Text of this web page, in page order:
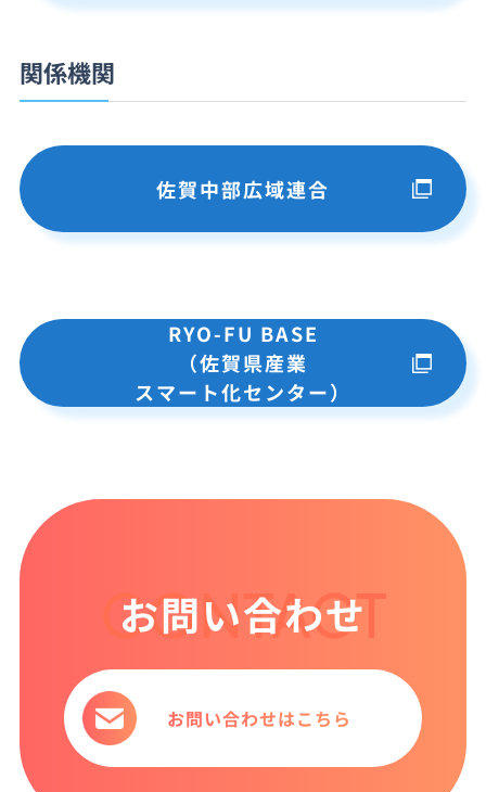
関係機関
佐賀中部広域連合
RYO-FU BASE
（佐賀県産業
スマート化センター）
お問い合わせ
お問い合わせはこちら